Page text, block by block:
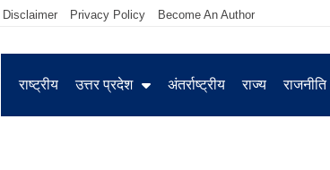
Disclaimer Privacy Policy Become An Author
राष्ट्रीय उत्तर प्रदेश अंतर्राष्ट्रीय राज्य राजनीति